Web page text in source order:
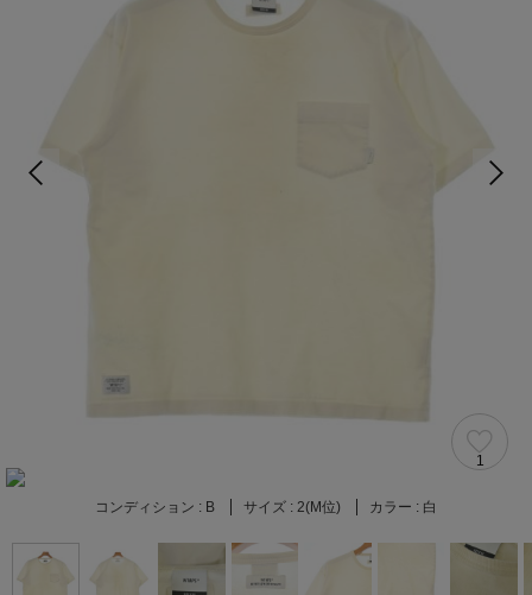
1
コンディション : B サイズ : 2(M位) カラー : 白